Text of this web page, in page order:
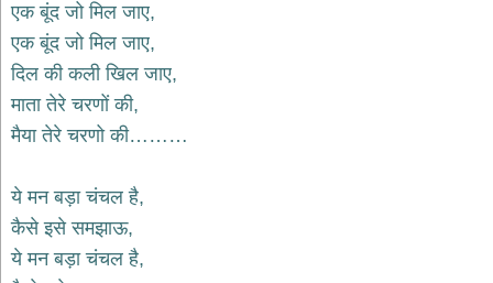
जैन
भजन
jain
bhajans
दुर्गा
भजन
गणेश
भजन
ganesh
bhajans
एक बूंद जो मिल जाए,
एक बूंद जो मिल जाए,
दिल की कली खिल जाए,
माता तेरे चरणों की,
मैया तेरे चरणो की………
ये मन बड़ा चंचल है,
कैसे इसे समझाऊ,
ये मन बड़ा चंचल है,